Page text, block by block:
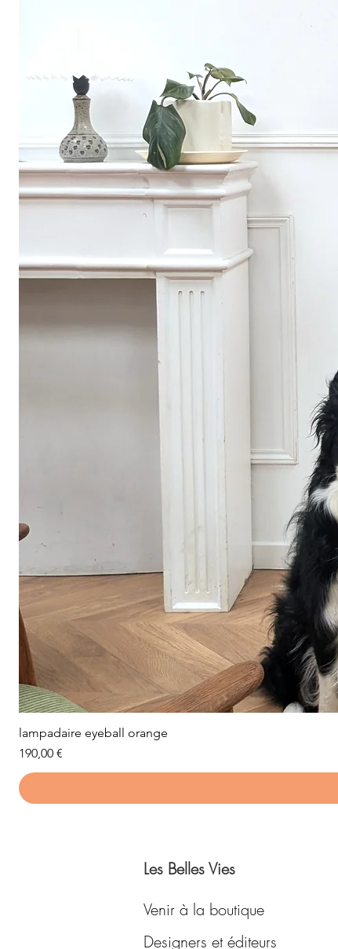
lampadaire eyeball orange
Prix
190,00 €
Les Belles Vies
Venir à la boutique
Designers et éditeurs